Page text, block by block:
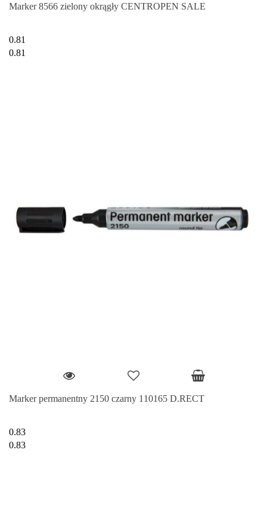
Marker 8566 zielony okrągły CENTROPEN SALE
0.81
0.81
Marker permanentny 2150 czarny 110165 D.RECT
0.83
0.83